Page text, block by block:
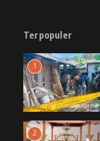
Terpopuler
1
2